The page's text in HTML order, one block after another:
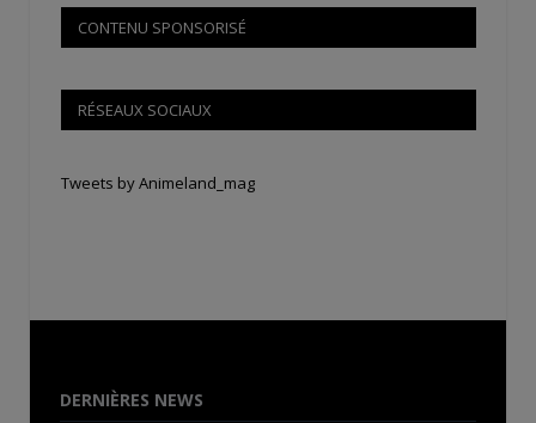
CONTENU SPONSORISÉ
RÉSEAUX SOCIAUX
Tweets by Animeland_mag
DERNIÈRES NEWS